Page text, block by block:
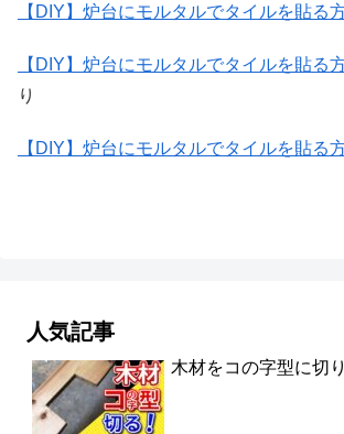
【DIY】炉台にモルタルでタイルを貼る
【DIY】炉台にモルタルでタイルを貼る
り
【DIY】炉台にモルタルでタイルを貼る
人気記事
木材をコの字型に切